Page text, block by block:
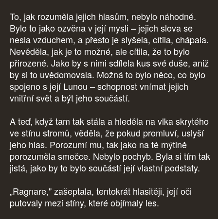
To, jak rozuměla jejich hlasům, nebylo náhodné.
Bylo to jako ozvěna v její mysli – jejich slova se
nesla vzduchem, a přesto je slyšela, cítila, chápala.
Nevěděla, jak je to možné, ale cítila, že to bylo
přirozené. Jako by s nimi sdílela kus své duše, aniž
by si to uvědomovala. Možná to bylo něco, co bylo
spojeno s její Lunou – schopnost vnímat jejich
vnitřní svět a být jeho součástí.
A teď, když tam tak stála a hleděla na vlka skrytého
ve stínu stromů, věděla, že pokud promluví, uslyší
jeho hlas. Porozumí mu, tak jako na té mýtině
porozuměla smečce. Nebylo pochyb. Byla si tím tak
jistá, jako by to bylo součástí její vlastní podstaty.
„Ragnare," zašeptala, tentokrát hlasitěji, její oči
putovaly mezi stíny, které objímaly les.